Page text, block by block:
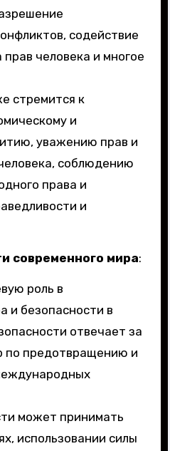
содействие
человека и многое
стремится к
и
уважению прав и
соблюдению
права и
и
современного мира:
роль в
и безопасности в
отвечает за
по предотвращению и
может принимать
использовании силы